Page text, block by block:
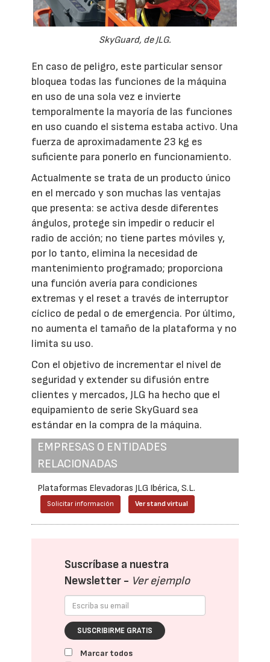
SkyGuard, de JLG.
En caso de peligro, este particular sensor
bloquea todas las funciones de la máquina
en uso de una sola vez e invierte
temporalmente la mayoría de las funciones
en uso cuando el sistema estaba activo. Una
fuerza de aproximadamente 23 kg es
suficiente para ponerlo en funcionamiento.
Actualmente se trata de un producto único
en el mercado y son muchas las ventajas
que presenta: se activa desde diferentes
ángulos, protege sin impedir o reducir el
radio de acción; no tiene partes móviles y,
por lo tanto, elimina la necesidad de
mantenimiento programado; proporciona
una función avería para condiciones
extremas y el reset a través de interruptor
cíclico de pedal o de emergencia. Por último,
no aumenta el tamaño de la plataforma y no
limita su uso.
Con el objetivo de incrementar el nivel de
seguridad y extender su difusión entre
clientes y mercados, JLG ha hecho que el
equipamiento de serie SkyGuard sea
estándar en la compra de la máquina.
EMPRESAS O ENTIDADES
RELACIONADAS
Plataformas Elevadoras JLG Ibérica, S.L.
Solicitar información Ver stand virtual
Suscríbase a nuestra
Newsletter - Ver ejemplo
SUSCRIBIRME GRATIS
Marcar todos